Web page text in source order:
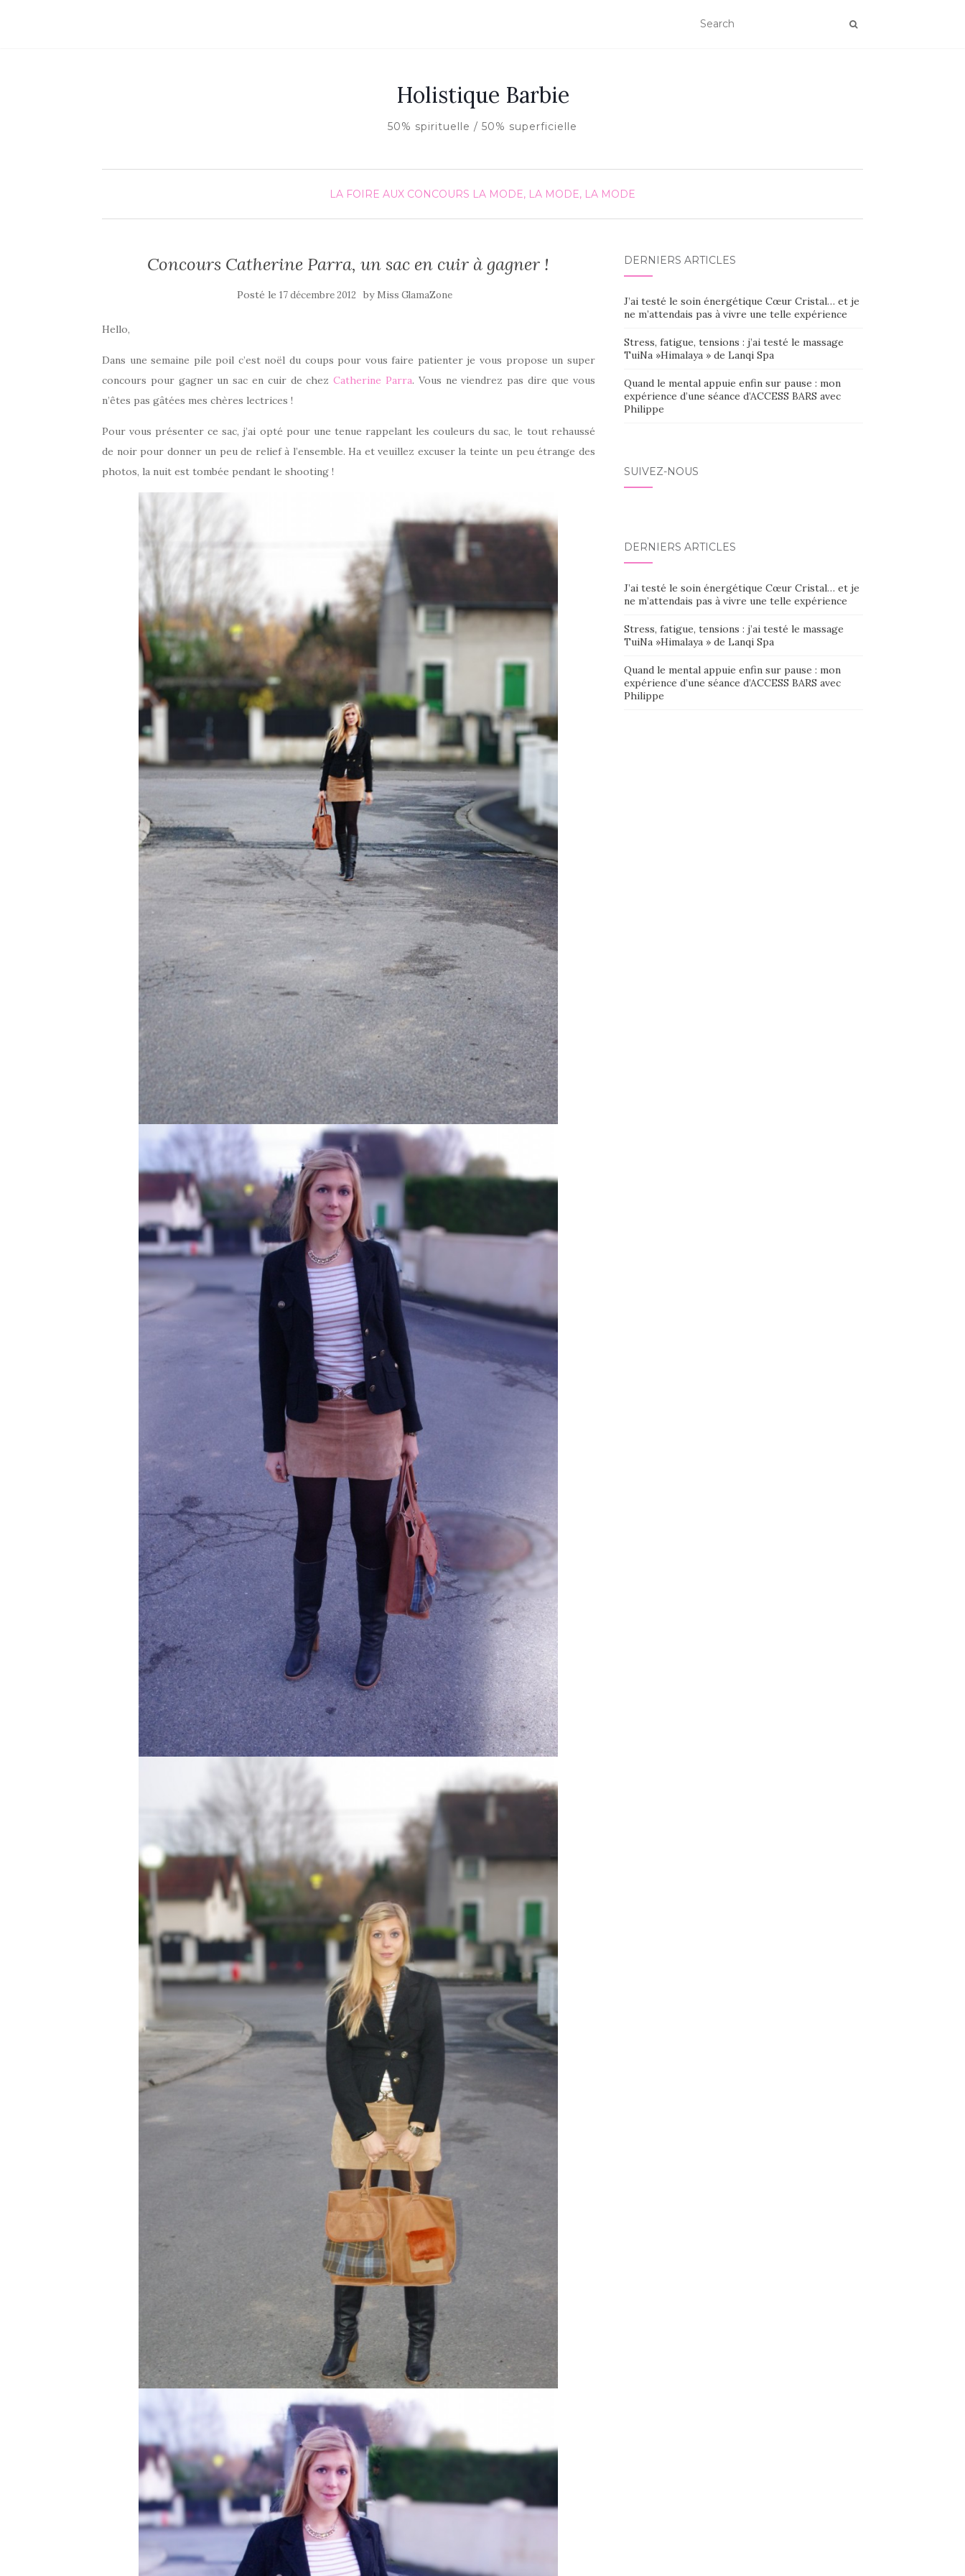
Holistique Barbie
50% spirituelle / 50% superficielle
LA FOIRE AUX CONCOURS LA MODE, LA MODE, LA MODE
Concours Catherine Parra, un sac en cuir à gagner !
Posté le17 décembre 2012 by Miss GlamaZone
Hello,
Dans une semaine pile poil c’est noël du coups pour vous faire patienter je vous propose un super
concours pour gagner un sac en cuir de chezCatherine Parra. Vous ne viendrez pas dire que vous
n’êtes pas gâtées mes chères lectrices !
Pour vous présenter ce sac, j’ai opté pour une tenue rappelant les couleurs du sac, le tout rehaussé
de noir pour donner un peu de relief à l’ensemble. Ha et veuillez excuser la teinte un peu étrange des
photos, la nuit est tombée pendant le shooting !
DERNIERS ARTICLES
J’ai testé le soin énergétique Cœur Cristal… et je
ne m’attendais pas à vivre une telle expérience
Stress, fatigue, tensions : j’ai testé le massage
TuiNa »Himalaya » de Lanqi Spa
Quand le mental appuie enfin sur pause : mon
expérience d’une séance d’ACCESS BARS avec
Philippe
SUIVEZ-NOUS
DERNIERS ARTICLES
J’ai testé le soin énergétique Cœur Cristal… et je
ne m’attendais pas à vivre une telle expérience
Stress, fatigue, tensions : j’ai testé le massage
TuiNa »Himalaya » de Lanqi Spa
Quand le mental appuie enfin sur pause : mon
expérience d’une séance d’ACCESS BARS avec
Philippe